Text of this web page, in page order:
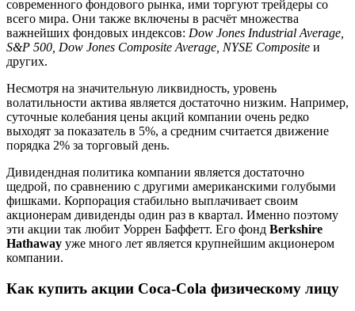
современного фондового рынка, ими торгуют трейдеры со
всего мира. Они также включены в расчёт множества
важнейших фондовых индексов: Dow Jones Industrial Average,
S&P 500, Dow Jones Composite Average, NYSE Composite и
других.
Несмотря на значительную ликвидность, уровень
волатильности актива является достаточно низким. Например,
суточные колебания цены акций компании очень редко
выходят за показатель в 5%, а средним считается движение
порядка 2% за торговый день.
Дивидендная политика компании является достаточно
щедрой, по сравнению с другими американскими голубыми
фишками. Корпорация стабильно выплачивает своим
акционерам дивиденды один раз в квартал. Именно поэтому
эти акции так любит Уоррен Баффетт. Его фонд Berkshire
Hathaway уже много лет является крупнейшим акционером
компании.
Как купить акции Coca-Cola физическому лицу